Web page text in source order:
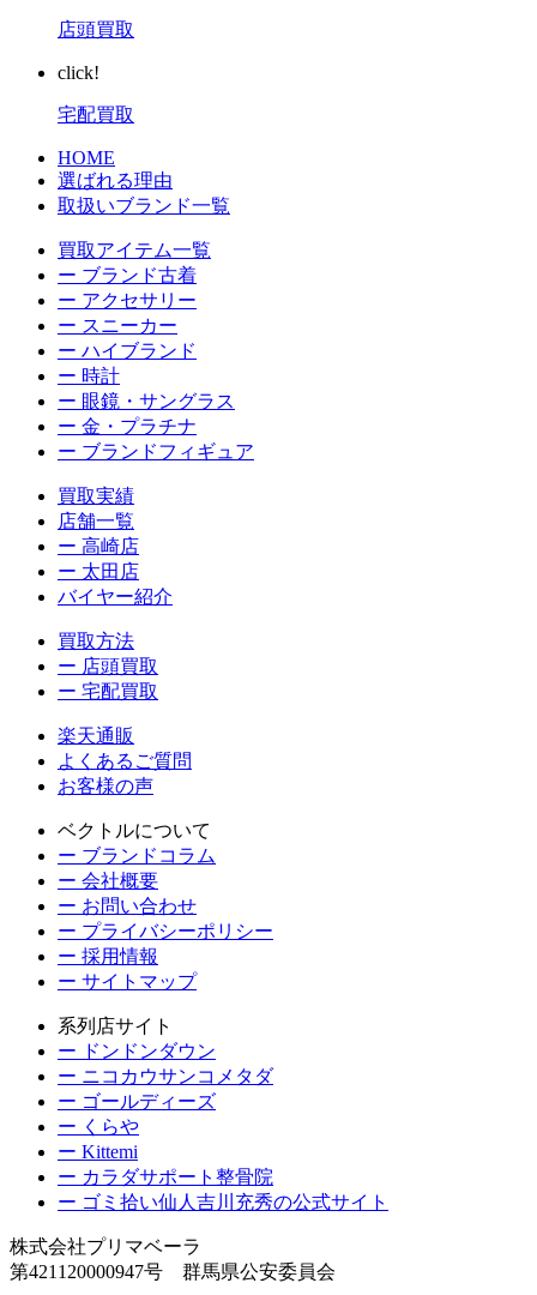
店頭買取
click!
宅配買取
HOME
選ばれる理由
取扱いブランド一覧
買取アイテム一覧
ー ブランド古着
ー アクセサリー
ー スニーカー
ー ハイブランド
ー 時計
ー 眼鏡・サングラス
ー 金・プラチナ
ー ブランドフィギュア
買取実績
店舗一覧
ー 高崎店
ー 太田店
バイヤー紹介
買取方法
ー 店頭買取
ー 宅配買取
楽天通販
よくあるご質問
お客様の声
ベクトルについて
ー ブランドコラム
ー 会社概要
ー お問い合わせ
ー プライバシーポリシー
ー 採用情報
ー サイトマップ
系列店サイト
ー ドンドンダウン
ー ニコカウサンコメタダ
ー ゴールディーズ
ー くらや
ー Kittemi
ー カラダサポート整骨院
ー ゴミ拾い仙人吉川充秀の公式サイト
株式会社プリマベーラ
第421120000947号 群馬県公安委員会